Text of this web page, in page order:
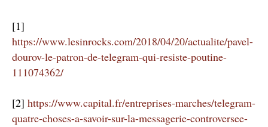
[1]
https://www.lesinrocks.com/2018/04/20/actualite/pavel-
dourov-le-patron-de-telegram-qui-resiste-poutine-
111074362/
[2] https://www.capital.fr/entreprises-marches/telegram-
quatre-choses-a-savoir-sur-la-messagerie-controversee-